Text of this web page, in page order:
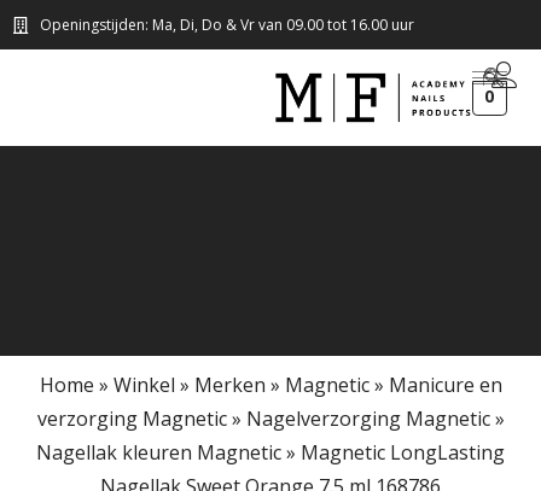
Openingstijden: Ma, Di, Do & Vr van 09.00 tot 16.00 uur
0
Home » Winkel » Merken » Magnetic» Manicure en
verzorging Magnetic» Nagelverzorging Magnetic»
Nagellak kleuren Magnetic» Magnetic LongLasting